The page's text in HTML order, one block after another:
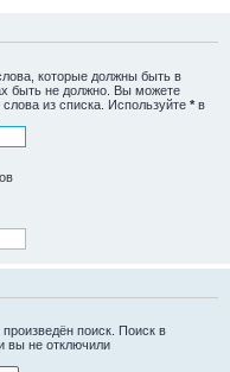
которые должны быть в
быть не должно. Вы можете
из списка. Используйте * в
поиск. Поиск в
вы не отключили